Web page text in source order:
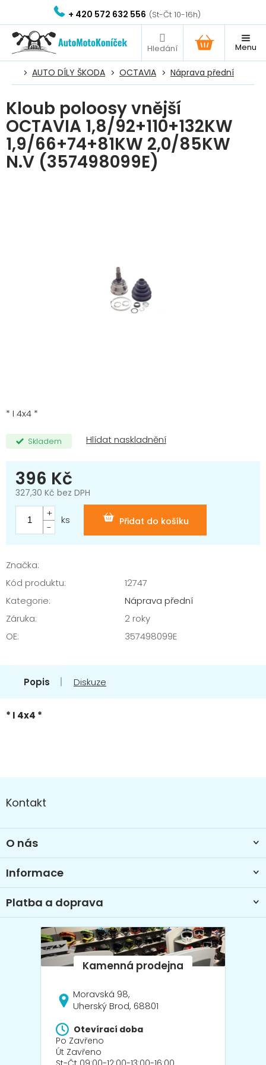
obsah
+ 420 572 632 556
NÁKUPNÍ
KOŠÍK
AUTO DÍLY ŠKODA OCTAVIA Náprava přední
Kloub poloosy vnější
OCTAVIA 1,8/92+110+132KW
1,9/66+74+81KW 2,0/85KW
N.V (357498099E)
* I 4x4 *
Skladem
396 Kč
327,30 Kč bez DPH
Měrná
cena:
Přidat do košíku
ks
Značka:
Kód produktu:
12747
Kategorie:
Náprava přední
Záruka:
2 roky
OE: 357498099E
Popis Diskuze
* I 4x4 *
á
pKontakt
O nás
Informace
Platba a doprava
Moravská 98,
Uherský Brod, 68801
Otevírací doba
Po Zavřeno
Út Zavřeno